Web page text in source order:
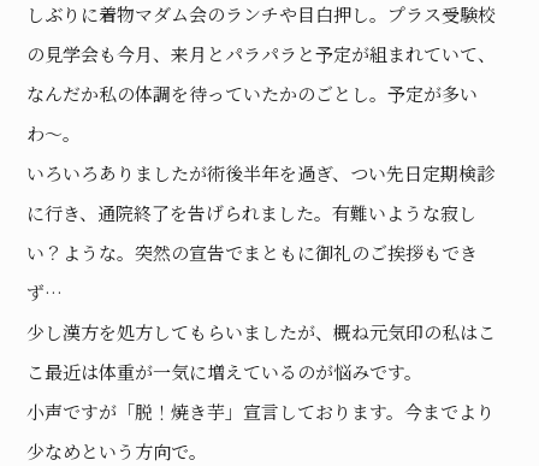
しぶりに着物マダム会のランチや目白押し。プラス受験校
の見学会も今月、来月とパラパラと予定が組まれていて、
なんだか私の体調を待っていたかのごとし。予定が多い
わ〜。
いろいろありましたが術後半年を過ぎ、つい先日定期検診
に行き、通院終了を告げられました。有難いような寂し
い？ような。突然の宣告でまともに御礼のご挨拶もでき
ず…
少し漢方を処方してもらいましたが、概ね元気印の私はこ
こ最近は体重が一気に増えているのが悩みです。
小声ですが「脱！焼き芋」宣言しております。今までより
少なめという方向で。